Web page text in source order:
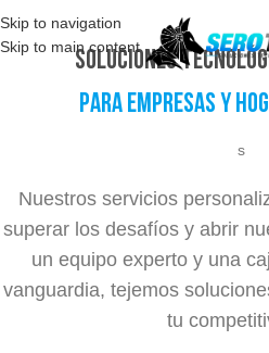
Skip to navigation
Skip to main content
Soluciones
para empresas y
s
Nuestros servicios
superar los desafíos y abrir
un equipo experto y una
vanguardia, tejemos
tu